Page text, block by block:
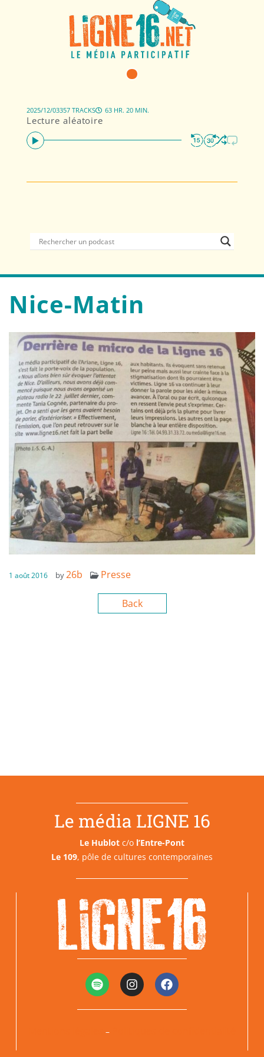
Lecture aléatoire
2025/12/03357 TRACKS 63 HR. 20 MIN.
Nice-Matin
1 août 2016 by26b Presse
Back
Le média LIGNE 16
Le Hublot c/o l’Entre-Pont
Le 109, pôle de cultures contemporaines
–